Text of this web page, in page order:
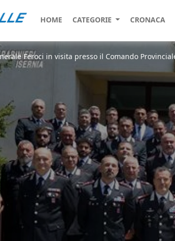
HOME CATEGORIE CRONACA
Feroci in visita presso il Comando